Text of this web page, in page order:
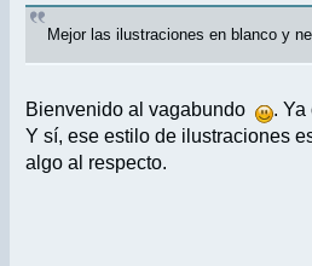
Mejor las ilustraciones en blanco y
Bienvenido al vagabundo
.
Y sí, ese estilo de ilustraciones
algo al respecto.